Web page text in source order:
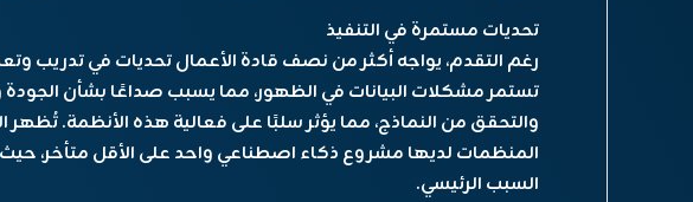
تحديات مستمرة في التنفيذ
رغم التقدم، يواجه أكثر من نصف قادة الأعمال تحديات في تدريب
تستمر مشكلات البيانات في الظهور، مما يسبب صداعًا بشأن الجودة
المنظمات لديها مشروع ذكاء اصطناعي واحد على الأقل متأخر، حيث
السبب الرئيسي.